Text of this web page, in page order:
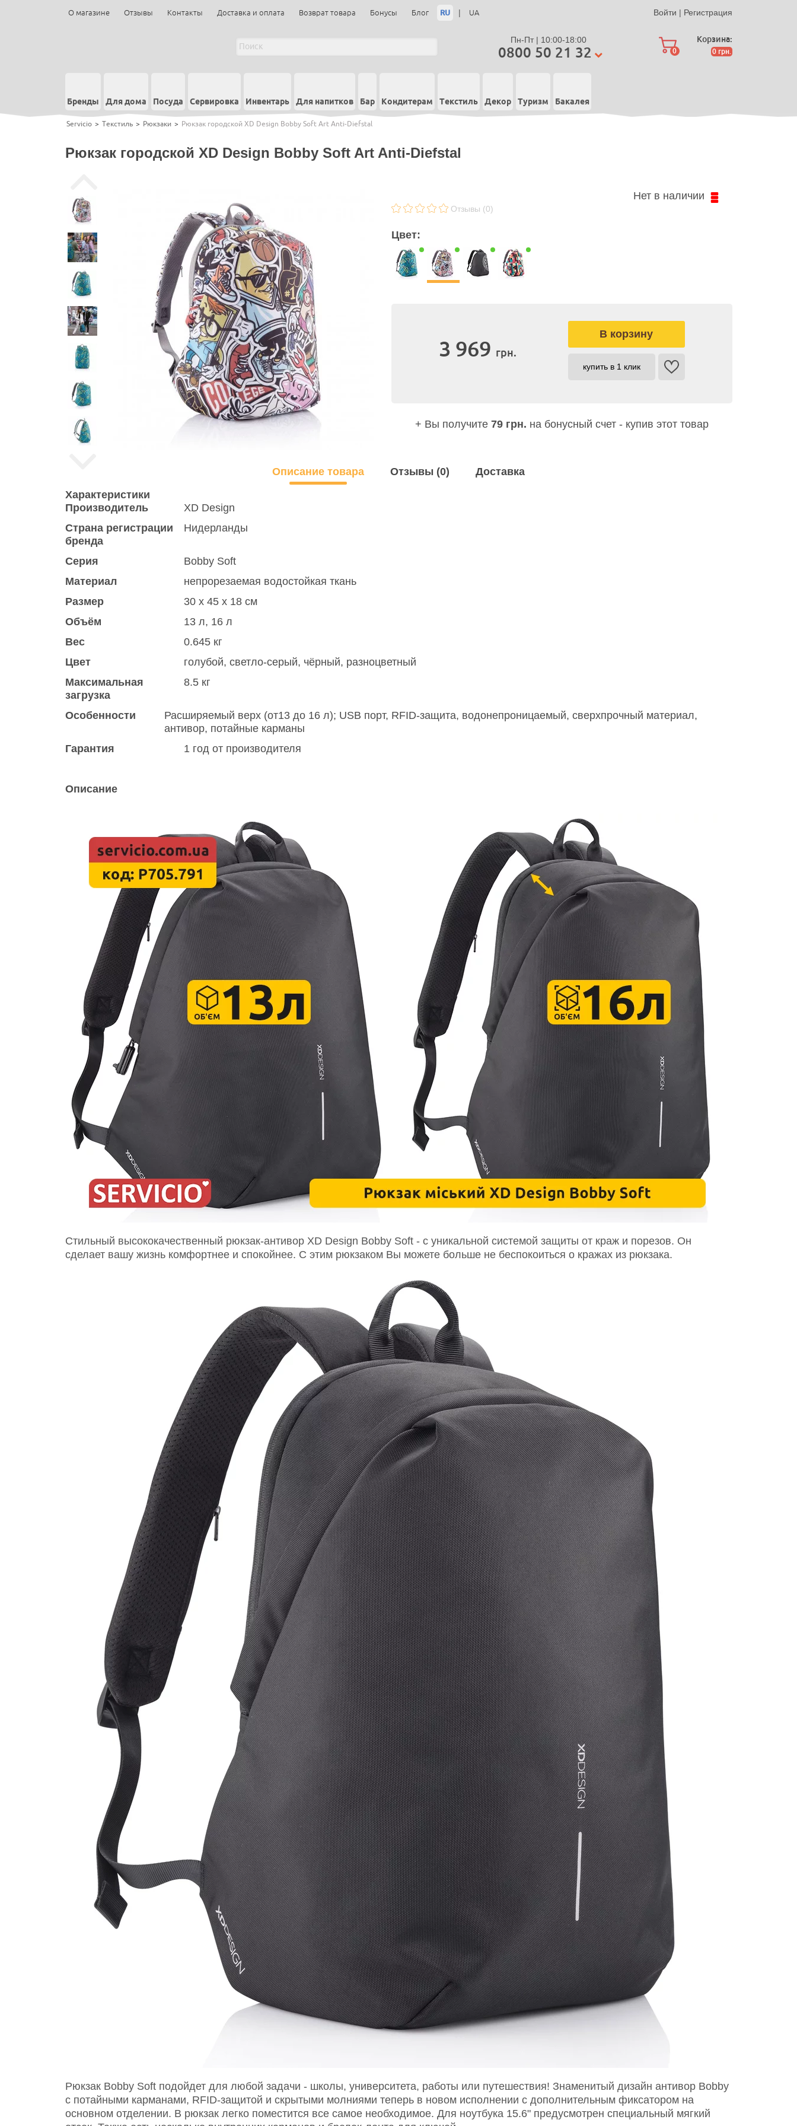
О магазине Отзывы Контакты Доставка и оплата Возврат товара Бонусы Блог RU | UA Войти | Регистрация
Пн-Пт | 10:00-18:00
0800 50 21 32 0
Корзина:
0 грн.
Бренды Для дома Посуда Сервировка Инвентарь Для напитков Бар Кондитерам Текстиль Декор Туризм Бакалея
Servicio > Текстиль > Рюкзаки > Рюкзак городской XD Design Bobby Soft Art Anti-Diefstal
Рюкзак городской XD Design Bobby Soft Art Anti-Diefstal
Нет в наличии
Отзывы (0)
Цвет:
3 969 грн.
купить в 1 клик
+ Вы получите 79 грн. на бонусный счет - купив этот товар
Описание товара Отзывы (0)
Доставка
Характеристики
Производитель
XD Design
Страна регистрации
бренда
Нидерланды
Серия
Bobby Soft
Материал
непрорезаемая водостойкая ткань
Размер
30 x 45 x 18 см
Объём
13 л, 16 л
Вес
0.645 кг
Цвет
голубой, cветло-серый, чёрный, разноцветный
Максимальная
загрузка
8.5 кг
Особенности
Расширяемый верх (от13 до 16 л); USB порт, RFID-защита, водонепроницаемый, сверхпрочный материал,
антивор, потайные карманы
Гарантия
1 год от производителя
Описание
Стильный высококачественный рюкзак-антивор XD Design Bobby Soft - с уникальной системой защиты от краж и порезов. Он
сделает вашу жизнь комфортнее и спокойнее. С этим рюкзаком Вы можете больше не беспокоиться о кражах из рюкзака.
Рюкзак Bobby Soft подойдет для любой задачи - школы, университета, работы или путешествия! Знаменитый дизайн антивор Bobby
с потайными карманами, RFID-защитой и скрытыми молниями теперь в новом исполнении с дополнительным фиксатором на
основном отделении. В рюкзак легко поместится все самое необходимое. Для ноутбука 15.6" предусмотрен специальный мягкий